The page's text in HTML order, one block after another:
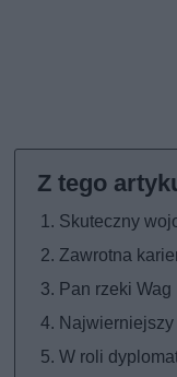
Skuteczny
Zawrotna
Pan rzeki Wag
W roli